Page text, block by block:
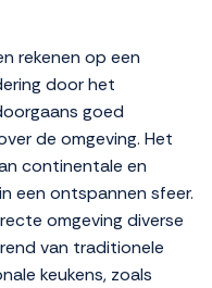
rekenen op een
door het
goed
de omgeving. Het
continentale en
een ontspannen sfeer.
omgeving diverse
van traditionele
keukens, zoals